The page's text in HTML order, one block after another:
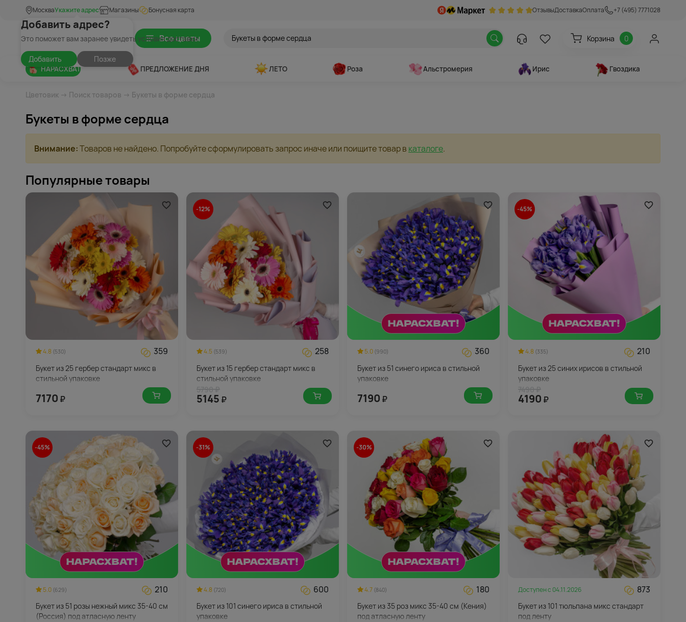
МоскваУкажите адрес
Добавить адрес?
Это поможет вам заранее увидеть условия доставки
Добавить Позже
Магазины Бонусная карта ОтзывыДоставкаОплата +7 (495) 7771028
Все цветы Корзина 0
НАРАСХВАТ ПРЕДЛОЖЕНИЕ ДНЯ ЛЕТО Роза Альстромерия Ирис Гвоздика
Цветовик → Поиск товаров → Букеты в форме сердца
Букеты в форме сердца
Внимание:Товаров не найдено. Попробуйте сформулировать запрос иначе или поищите товар в каталоге.
Популярные товары
4.8 (530) 359
Букет из 25 гербер стандарт микс в
стильной упаковке
7170 ₽
-12%
4.5 (539) 258
Букет из 15 гербер стандарт микс в
стильной упаковке
5145 ₽
5.0 (990) 360
Букет из 51 синего ириса в стильной
упаковке
7190 ₽
-45%
4.8 (335) 210
Букет из 25 синих ирисов в стильной
упаковке
4190 ₽
-45%
5.0 (629) 210
Букет из 51 розы нежный микс 35-40 см
(Россия) под атласную ленту
-31%
4.8 (720) 600
Букет из 101 синего ириса в стильной
упаковке
-30%
4.7 (840) 180
Букет из 35 роз микс 35-40 см (Кения)
под атласную ленту
Доступен с 04.11.2026 873
Букет из 101 тюльпана микс стандарт
под ленту